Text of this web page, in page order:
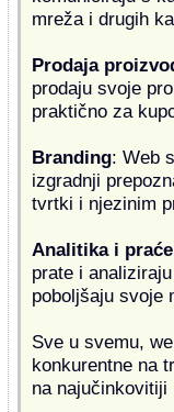
mreža i drugih
Prodaja
prodaju svoje
praktično za
Branding: Web
izgradnji
tvrtki i njezinim
Analitika i
prate i
poboljšaju svoje
Sve u svemu,
konkurentne na
na najučinkovitiji